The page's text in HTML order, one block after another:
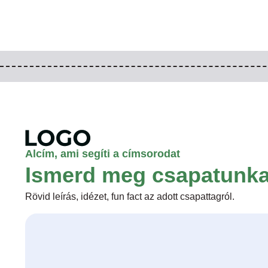
Alcím, ami segíti a címsorodat
Ismerd meg
Rövid leírás, idézet, fun fact az adott csapattagról.